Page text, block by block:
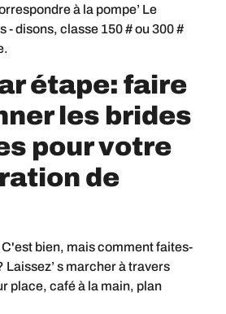
à la pompe’ Le
- disons, classe 150 # ou 300 #
étape: faire
les brides
pour votre
de
C'est bien, mais comment faites-
Laissez’ s marcher à travers
place, café à la main, plan